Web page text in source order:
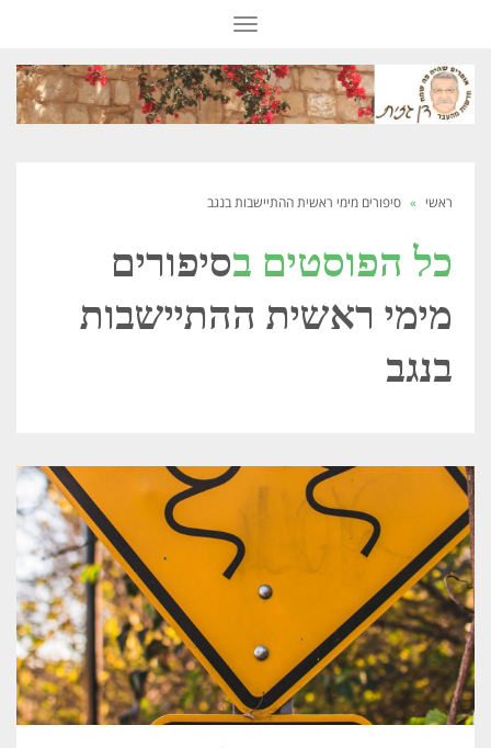
תפריט
ראשי » סיפורים מימי ראשית ההתיישבות בנגב
כל הפוסטים בסיפורים
מימי ראשית ההתיישבות
בנגב